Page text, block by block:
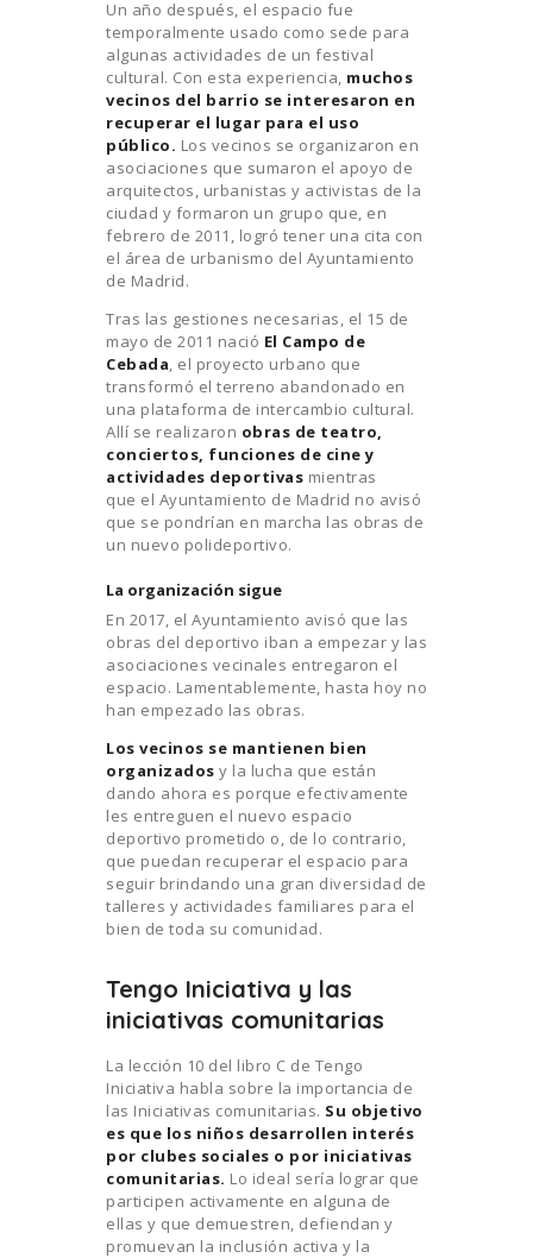
Un año después, el espacio fue
temporalmente usado como sede para
algunas actividades de un festival
cultural. Con esta experiencia, muchos
vecinos del barrio se interesaron en
recuperar el lugar para el uso
público. Los vecinos se organizaron en
asociaciones que sumaron el apoyo de
arquitectos, urbanistas y activistas de la
ciudad y formaron un grupo que, en
febrero de 2011, logró tener una cita con
el área de urbanismo del Ayuntamiento
de Madrid.
Tras las gestiones necesarias, el 15 de
mayo de 2011 nació El Campo de
Cebada, el proyecto urbano que
transformó el terreno abandonado en
una plataforma de intercambio cultural.
Allí se realizaron obras de teatro,
conciertos, funciones de cine y
actividades deportivas mientras
que el Ayuntamiento de Madrid no avisó
que se pondrían en marcha las obras de
un nuevo polideportivo.
La organización sigue
En 2017, el Ayuntamiento avisó que las
obras del deportivo iban a empezar y las
asociaciones vecinales entregaron el
espacio. Lamentablemente, hasta hoy no
han empezado las obras.
Los vecinos se mantienen bien
organizados y la lucha que están
dando ahora es porque efectivamente
les entreguen el nuevo espacio
deportivo prometido o, de lo contrario,
que puedan recuperar el espacio para
seguir brindando una gran diversidad de
talleres y actividades familiares para el
bien de toda su comunidad.
Tengo Iniciativa y las
iniciativas comunitarias
La lección 10 del libro C de Tengo
Iniciativa habla sobre la importancia de
las Iniciativas comunitarias. Su objetivo
es que los niños desarrollen interés
por clubes sociales o por iniciativas
comunitarias. Lo ideal sería lograr que
participen activamente en alguna de
ellas y que demuestren, defiendan y
promuevan la inclusión activa y la